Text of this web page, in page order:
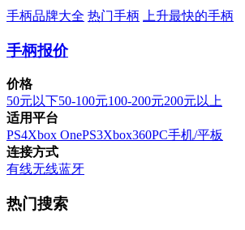
手柄品牌大全 热门手柄 上升最快的手柄
手柄报价
价格
50元以下50-100元100-200元200元以上
适用平台
PS4Xbox OnePS3Xbox360PC手机/平板
连接方式
有线无线蓝牙
热门搜索